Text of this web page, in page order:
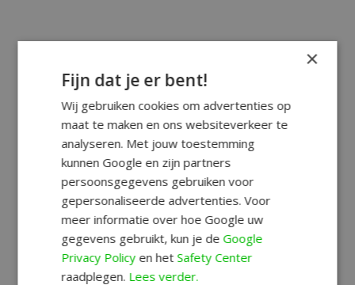
×
Fijn dat je er bent!
Wij gebruiken cookies om advertenties op
maat te maken en ons websiteverkeer te
analyseren. Met jouw toestemming
kunnen Google en zijn partners
persoonsgegevens gebruiken voor
gepersonaliseerde advertenties. Voor
meer informatie over hoe Google uw
gegevens gebruikt, kun je deGoogle
Privacy Policyen hetSafety Center
raadplegen. Lees verder.